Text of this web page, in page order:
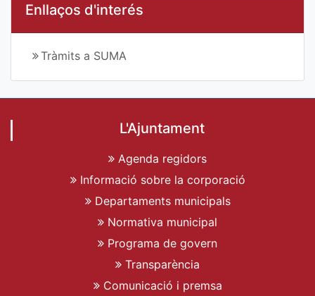
Enllaços d'interés
Tràmits a SUMA
L'Ajuntament
Agenda regidors
Informació sobre la corporació
Departaments municipals
Normativa municipal
Programa de govern
Transparència
Comunicació i premsa